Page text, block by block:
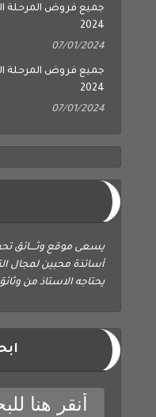
2024
07/01/2024
2024
07/01/2024
يسعى موقع
أساتذة محبين لمجال
يحتاجه الاستاذ من